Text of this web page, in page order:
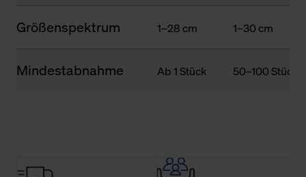
Größenspektrum 1–28 cm 1–30 cm
Mindestabnahme Ab 1 Stück 50–100 Stück